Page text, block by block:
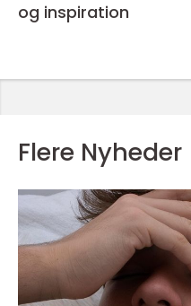
og inspiration
Flere Nyheder